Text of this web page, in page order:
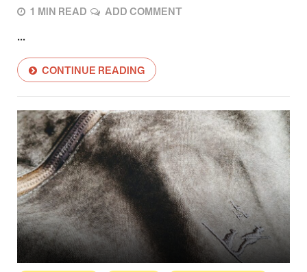
1 MIN READ
ADD COMMENT
...
CONTINUE READING